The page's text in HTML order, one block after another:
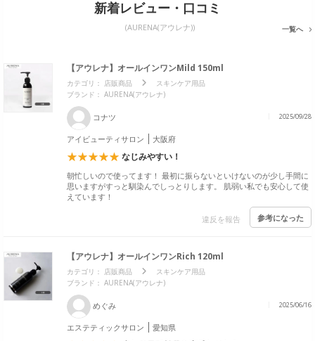
新着レビュー・口コミ
(AURENA(アウレナ)) 一覧へ
【アウレナ】オールインワンMild 150ml
カテゴリ： 店販商品
スキンケア用品
ブランド： AURENA(アウレナ)
コナツ 2025/09/28
アイビューティサロン 大阪府
なじみやすい！
朝忙しいので使ってます！ 最初に振らないといけないのが少し手間に
思いますがすっと馴染んでしっとりします。 肌弱い私でも安心して使
えています！
違反を報告 参考になった
【アウレナ】オールインワンRich 120ml
カテゴリ： 店販商品
スキンケア用品
ブランド： AURENA(アウレナ)
めぐみ 2025/06/16
エステティックサロン 愛知県